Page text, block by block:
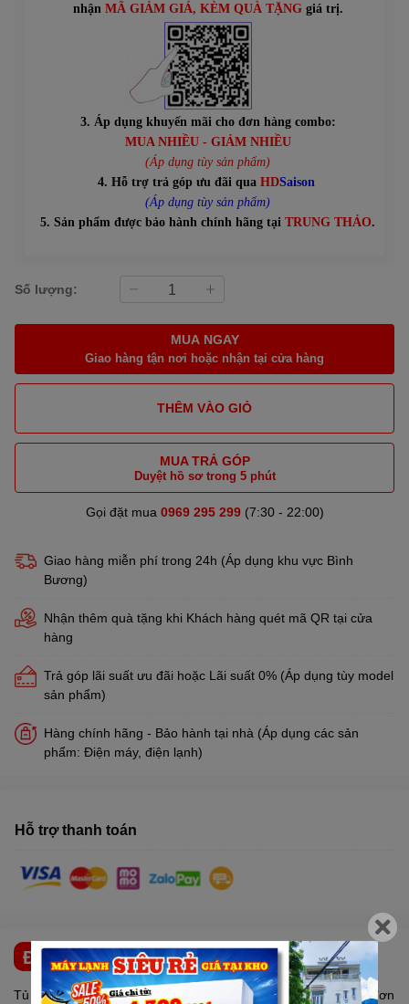
nhận MÃ GIẢM GIÁ, KÈM QUÀ TẶNGgiá trị.
3. Áp dụng khuyến mãi cho đơn hàng combo:
MUA NHIỀU - GIẢM NHIỀU
(Áp dụng tùy sản phẩm)
4. Hỗ trợ trả góp ưu đãi qua HDSaison
(Áp dụng tùy sản phẩm)
5. Sản phẩm được bảo hành chính hãng tại TRUNG THẢO.
Số lượng:
MUA NGAY
Giao hàng tận nơi hoặc nhận tại cửa hàng
THÊM VÀO GIỎ
MUA TRẢ GÓP
Duyệt hồ sơ trong 5 phút
Gọi đặt mua 0969 295 299(7:30 - 22:00)
Giao hàng miễn phí trong 24h (Áp dụng khu vực Bình
Bương)
Nhận thêm quà tặng khi Khách hàng quét mã QR tại cửa
hàng
Trả góp lãi suất ưu đãi hoặc Lãi suất 0% (Áp dụng tùy model
sản phẩm)
Hàng chính hãng - Bảo hành tại nhà (Áp dụng các sản
phẩm: Điện máy, điện lạnh)
Hỗ trợ thanh toán
ĐẶC ĐIỂM NỔI BẬT
Tủ đôngSANAKYVH-2899W1 có kiểu dáng nhỏ gọn, thiết kế đơn